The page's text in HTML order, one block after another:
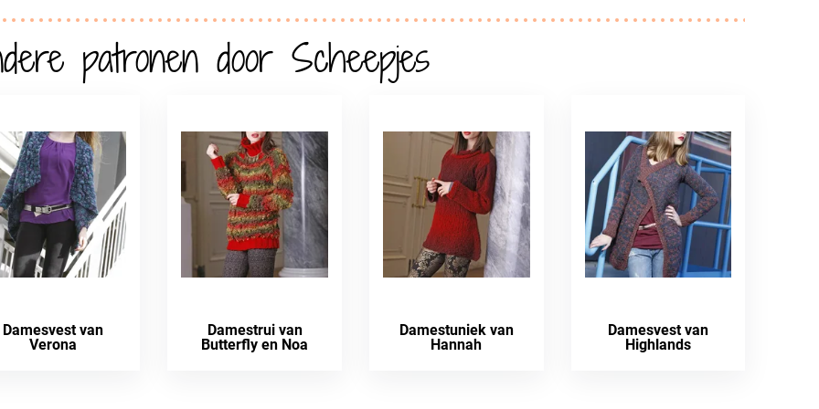
patronen door Scheepjes
Damesvest van
Verona
Damestrui van
Butterfly en Noa
Damestuniek van
Hannah
Damesvest van
Highlands